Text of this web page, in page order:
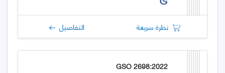
نظرة سريعة التفاصيل
GSO 2698:2022